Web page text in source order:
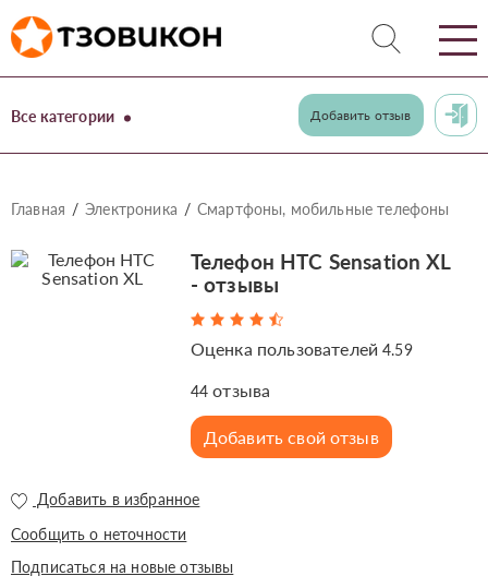
Все категории Добавить отзыв
Главная Электроника Смартфоны, мобильные телефоны
Телефон HTC Sensation XL
- отзывы
Оценка пользователей4.59
44 отзыва
Добавить свой отзыв
Добавить в избранное
Сообщить о неточности
Подписаться на новые отзывы